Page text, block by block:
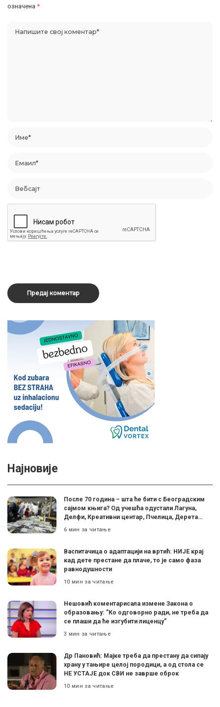
означена *
Најновије
После 70 година – шта ће бити с Београдским
сајмом књига? Од учешћа одустали Лагуна,
Делфи, Креативни центар, Пчелица, Дерета…
6 мин за читање
Васпитачица о адаптацији на вртић: НИЈЕ крај
кад дете престане да плаче, то је само фаза
равнодушности
10 мин за читање
Нешовић коментарисала измене Закона о
образовању: ”Ко одговорно ради, не треба да
се плаши да ће изгубити лиценцу”
3 мин за читање
Др Пановић: Мајке треба да престану да сипају
храну у тањире целој породици, а од стола се
НЕ УСТАЈЕ док СВИ не заврше оброк
10 мин за читање